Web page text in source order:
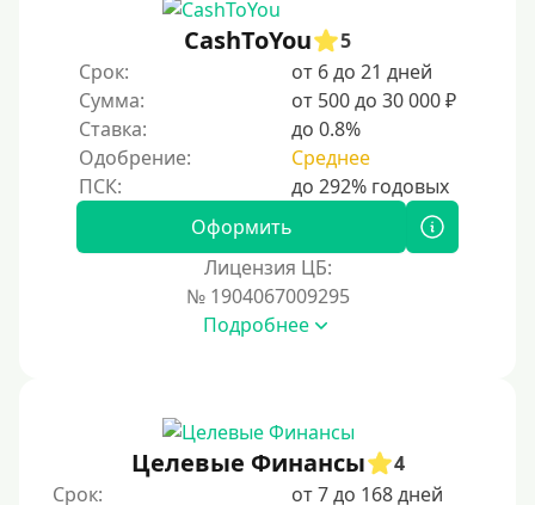
CashToYou
5
Срок:
от 6 до 21 дней
Сумма:
от 500 до 30 000 ₽
Ставка:
до 0.8%
Одобрение:
Среднее
Оформить
Лицензия ЦБ:
№ 1904067009295
Подробнее
Целевые Финансы
4
Срок:
от 7 до 168 дней